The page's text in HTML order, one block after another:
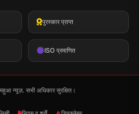
पुरस्कार प्राप्त
ISO प्रमाणित
न्यूज़. सभी अधिकार सुरक्षित।